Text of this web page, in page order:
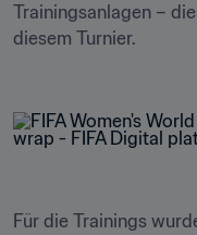
Trainingsanlagen –
diesem Turnier.
Für die Trainings